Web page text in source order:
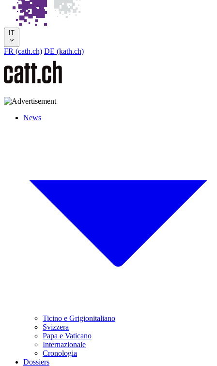
IT
FR (cath.ch) DE (kath.ch)
News
Ticino e Grigionitaliano
Svizzera
Papa e Vaticano
Internazionale
Cronologia
Dossiers